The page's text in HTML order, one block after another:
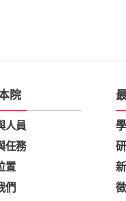
院
人員
任務
置
們